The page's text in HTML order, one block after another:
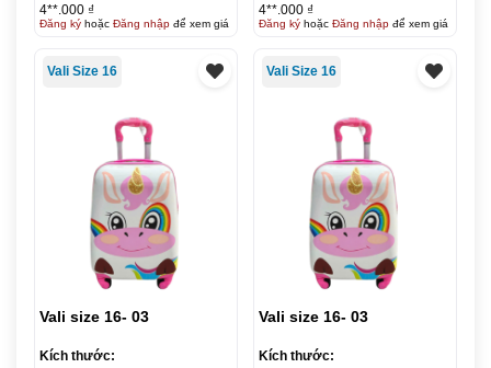
4**.000 ₫
Đăng kýhoặc Đăng nhậpđể xem giá
4**.000 ₫
Đăng kýhoặc Đăng nhậpđể xem giá
Vali Size 16
Vali size 16- 03
Kích thước:
Vali Size 16
Vali size 16- 03
Kích thước: